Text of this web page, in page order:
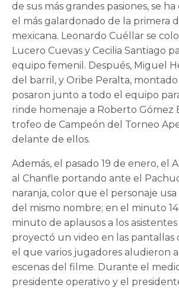
de sus más grandes pasiones, se
el más galardonado de la primera
mexicana. Leonardo Cuéllar se
Lucero Cuevas y Cecilia Santiago
equipo femenil. Después, Miguel
del barril, y Oribe Peralta,
posaron junto a todo el equipo
rinde homenaje a Roberto Gómez
trofeo de Campeón del Torneo
delante de ellos.
Además, el pasado 19 de enero, el
al Chanfle portando ante el
naranja, color que el personaje
del mismo nombre; en el minuto
minuto de aplausos a los
proyectó un video en las pantallas
el que varios jugadores aludieron
escenas del filme. Durante el
presidente operativo y el